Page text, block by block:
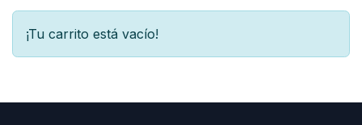
¡Tu carrito está vacío!